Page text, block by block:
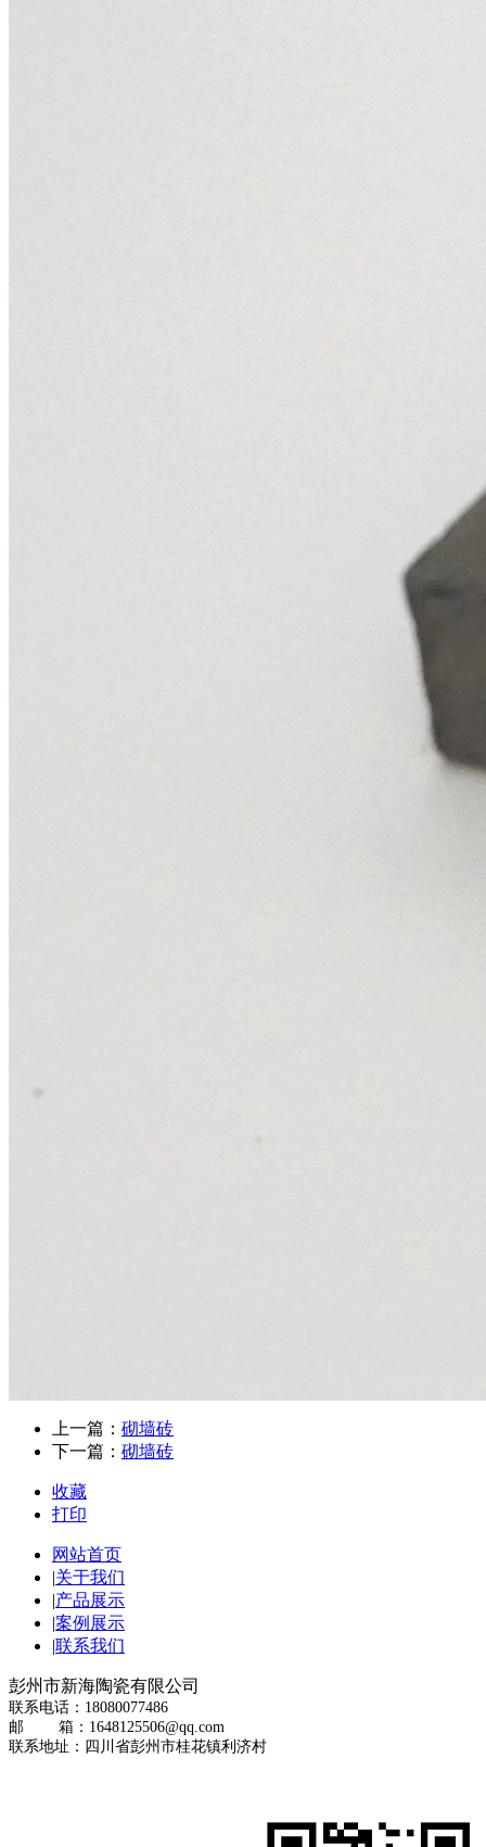
上一篇： 砌墙砖
下一篇： 砌墙砖
收藏
打印
网站首页
|关于我们
|产品展示
|案例展示
|联系我们
彭州市新海陶瓷有限公司
联系电话：18080077486
邮 箱：1648125506@qq.com
联系地址：四川省彭州市桂花镇利济村